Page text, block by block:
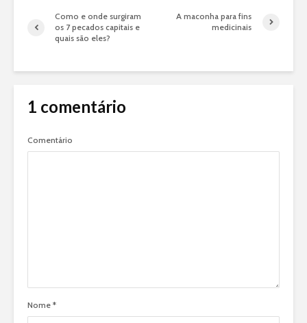
Como e onde surgiram
os 7 pecados capitais e
quais são eles?
A maconha para fins
medicinais
1 comentário
Comentário
Nome *